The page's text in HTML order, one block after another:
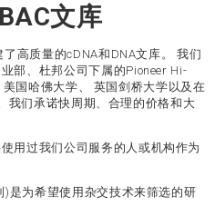
文库
高质量的cDNA和DNA文库。 我们
部、杜邦公司下属的Pioneer Hi-
国哈佛大学、 英国剑桥大学以及在
我们承诺快周期、合理的价格和大
用过我们公司服务的人或机构作为
是为希望使用杂交技术来筛选的研